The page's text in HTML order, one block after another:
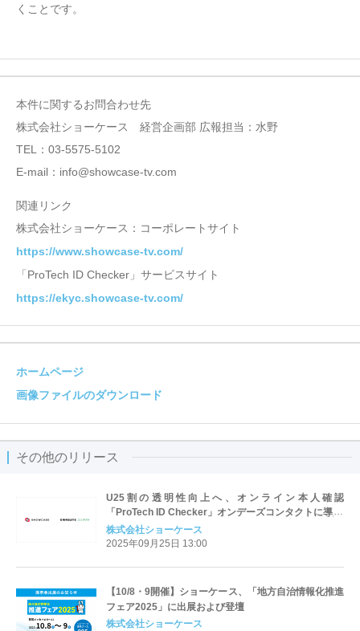
くことです。
本件に関するお問合わせ先
株式会社ショーケース 経営企画部 広報担当：水野
TEL：03-5575-5102
E-mail：info@showcase-tv.com
関連リンク
株式会社ショーケース：コーポレートサイト
https://www.showcase-tv.com/
「ProTech ID Checker」サービスサイト
https://ekyc.showcase-tv.com/
ホームページ
画像ファイルのダウンロード
その他のリリース
U25割の透明性向上へ、オンライン本人確認
「ProTech ID Checker」オンデーズコンタクトに導入
株式会社ショーケース
2025年09月25日 13:00
【10/8・9開催】ショーケース、「地方自治情報化推進
フェア2025」に出展および登壇
株式会社ショーケース